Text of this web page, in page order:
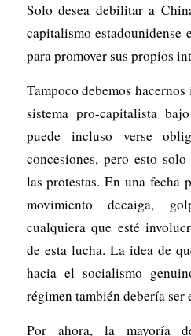
Solo desea debilitar a
capitalismo estadounidense
para promover sus propios
Tampoco debemos
sistema pro-capitalista
puede incluso verse
concesiones, pero esto
las protestas. En una fecha
movimiento decaiga,
cualquiera que esté
de esta lucha. La idea de
hacia el socialismo
régimen también debería ser
Por ahora, la mayoría